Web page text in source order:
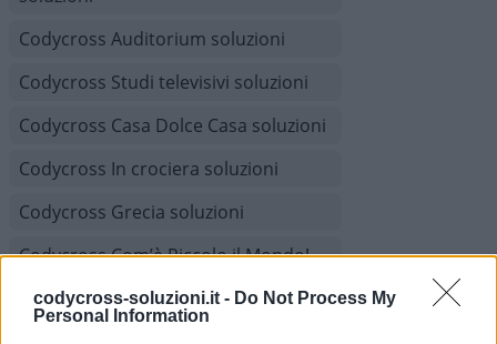
codycross-soluzioni.it - Do Not Process My
Personal Information
Codycross Auditorium soluzioni
Codycross Studi televisivi soluzioni
Codycross Casa Dolce Casa soluzioni
Codycross In crociera soluzioni
Codycross Grecia soluzioni
Codycross Com’è Piccolo il Mondo!
Codycross Viaggio in Treno soluzioni